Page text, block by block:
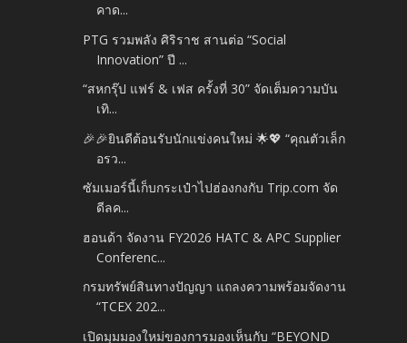
คาด...
PTG รวมพลัง ศิริราช สานต่อ “Social
Innovation” ปี ...
“สหกรุ๊ป แฟร์ & เฟส ครั้งที่ 30” จัดเต็มความบัน
เทิ...
🎉🎉ยินดีต้อนรับนักแข่งคนใหม่ 🌟💖 “คุณตัวเล็ก
อรว...
ซัมเมอร์นี้เก็บกระเป๋าไปฮ่องกงกับ Trip.com จัด
ดีลค...
ฮอนด้า จัดงาน FY2026 HATC & APC Supplier
Conferenc...
กรมทรัพย์สินทางปัญญา แถลงความพร้อมจัดงาน
“TCEX 202...
เปิดมุมมองใหม่ของการมองเห็นกับ “BEYOND